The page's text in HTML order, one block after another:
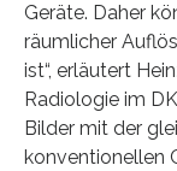
Geräte. Daher
räumlicher
ist“, erläutert
Radiologie im
Bilder mit der
konventionellen